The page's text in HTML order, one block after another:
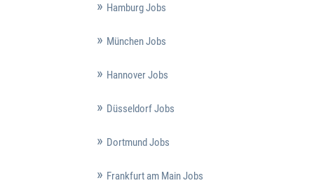
Hamburg Jobs
München Jobs
Hannover Jobs
Düsseldorf Jobs
Dortmund Jobs
Frankfurt am Main Jobs